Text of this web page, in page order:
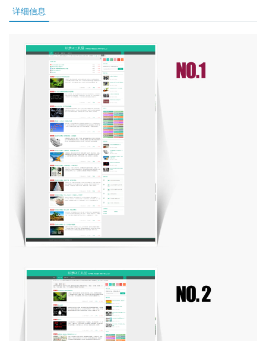
详细信息